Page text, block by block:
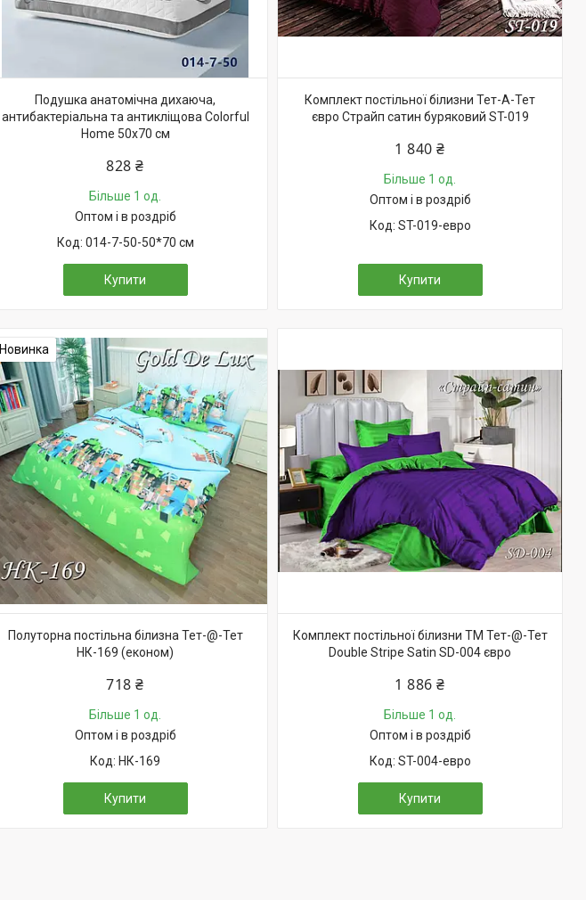
Подушка анатомічна дихаюча,
антибактеріальна та антикліщова Colorful
Home 50х70 см
828 ₴
Більше 1 од.
Оптом і в роздріб
014-7-50-50*70 см
Купити
Комплект постільної білизни Тет-А-Тет
євро Страйп сатин буряковий ST-019
1 840 ₴
Більше 1 од.
Оптом і в роздріб
ST-019-евро
Купити
Новинка
Полуторна постільна білизна Тет-@-Тет
НК-169 (економ)
718 ₴
Більше 1 од.
Оптом і в роздріб
НК-169
Купити
Комплект постільної білизни ТМ Тет-@-Тет
Double Stripe Satin SD-004 євро
1 886 ₴
Більше 1 од.
Оптом і в роздріб
ST-004-евро
Купити